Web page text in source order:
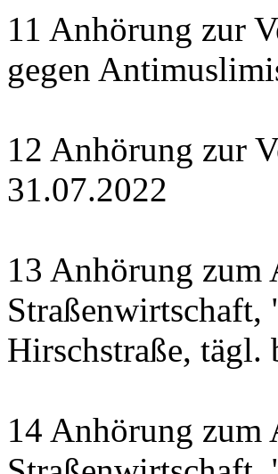
11 Anhörung zur
gegen
12 Anhörung zur
31.07.2022
13 Anhörung zum
Hirschstraße, tägl.
14 Anhörung zum